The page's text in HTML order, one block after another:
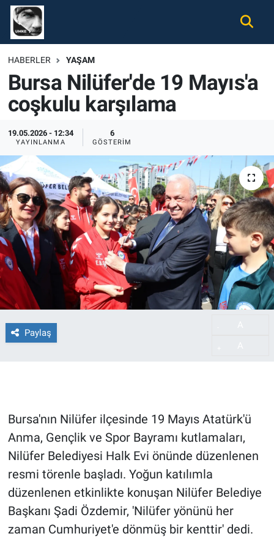
HABERLER YAŞAM
Bursa Nilüfer'de 19 Mayıs'a
coşkulu karşılama
19.05.2026 - 12:34
YAYINLANMA
6
GÖSTERIM
Paylaş
Bursa'nın Nilüfer ilçesinde 19 Mayıs Atatürk'ü
Anma, Gençlik ve Spor Bayramı kutlamaları,
Nilüfer Belediyesi Halk Evi önünde düzenlenen
resmi törenle başladı. Yoğun katılımla
düzenlenen etkinlikte konuşan Nilüfer Belediye
Başkanı Şadi Özdemir, 'Nilüfer yönünü her
zaman Cumhuriyet'e dönmüş bir kenttir' dedi.
Gündem
Ekonomi
Spor
Magazin
Tüm Haberler
İletişim
Künye
Nöbetçi Eczaneler
Hava Durumu
Namaz Vakitleri
Trafik Durumu
Süper Lig Puan Durumu ve Fikstür
Tüm Manşetler
Son Dakika Haberleri
Haber Arşivi